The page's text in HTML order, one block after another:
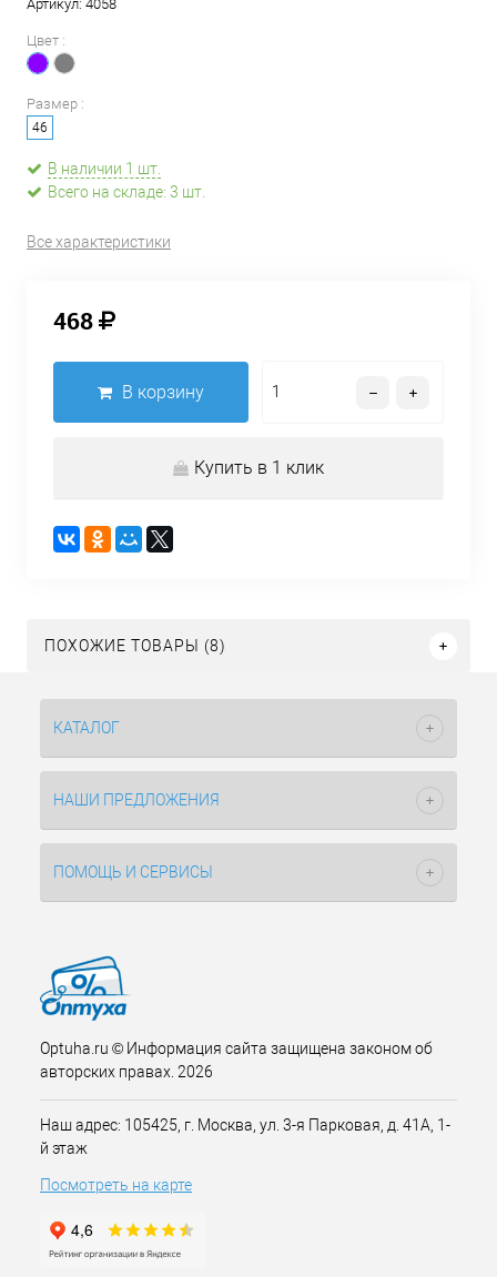
Артикул: 4058
Цвет :
Размер :
46
В наличии 1 шт.
Всего на складе: 3 шт.
Все характеристики
468
В корзину
Купить в 1 клик
ПОХОЖИЕ ТОВАРЫ (8)
КАТАЛОГ
НАШИ ПРЕДЛОЖЕНИЯ
ПОМОЩЬ И СЕРВИСЫ
Optuha.ru © Информация сайта защищена законом об
авторских правах. 2026
Наш адрес: 105425, г. Москва, ул. 3-я Парковая, д. 41А, 1-
й этаж
Посмотреть на карте